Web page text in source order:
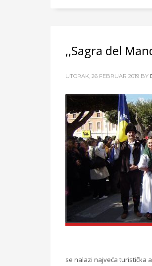
,,Sagra del
UTORAK, 26 FEBRUAR 2019 BY
se nalazi najveća turistička